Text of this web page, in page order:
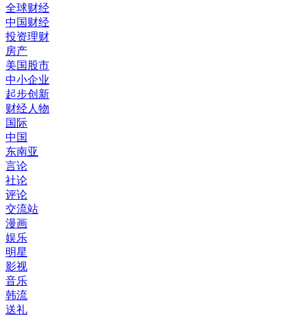
全球财经
中国财经
投资理财
房产
美国股市
中小企业
起步创新
财经人物
国际
中国
东南亚
言论
社论
评论
交流站
漫画
娱乐
明星
影视
音乐
韩流
送礼